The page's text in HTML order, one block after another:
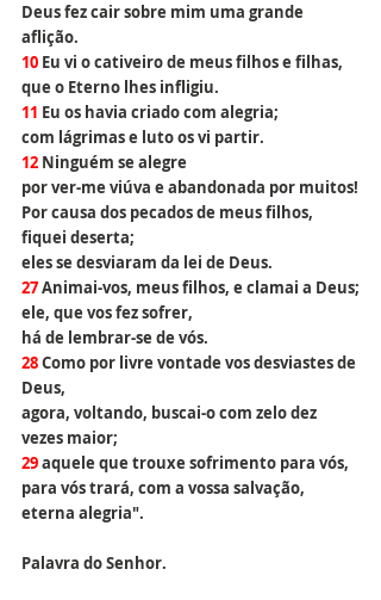
Deus fez cair sobre mim uma grande
aflição.
10 Eu vi o cativeiro de meus filhos e filhas,
que o Eterno lhes infligiu.
11 Eu os havia criado com alegria;
com lágrimas e luto os vi partir.
12 Ninguém se alegre
por ver-me viúva e abandonada por muitos!
Por causa dos pecados de meus filhos,
fiquei deserta;
eles se desviaram da lei de Deus.
27 Animai-vos, meus filhos, e clamai a Deus;
ele, que vos fez sofrer,
há de lembrar-se de vós.
28 Como por livre vontade vos desviastes de
Deus,
agora, voltando, buscai-o com zelo dez
vezes maior;
29 aquele que trouxe sofrimento para vós,
para vós trará, com a vossa salvação,
eterna alegria".
Palavra do Senhor.